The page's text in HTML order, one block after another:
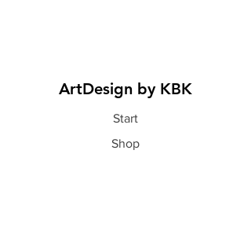
ArtDesign by KBK
Start
Shop